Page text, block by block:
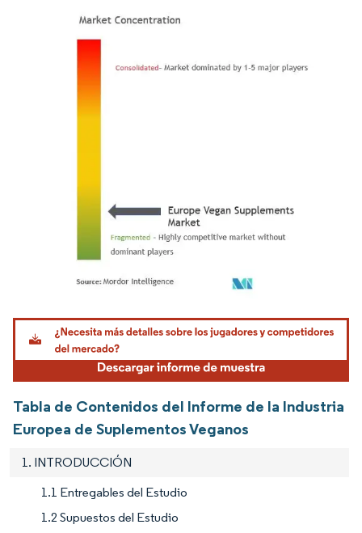
Imagen © Mordor Intelligence. El uso requiere atribución según CC BY 4.0.
Tabla de Contenidos del Informe de la Industria
Europea de Suplementos Veganos
1. INTRODUCCIÓN
1.1 Entregables del Estudio
1.2 Supuestos del Estudio